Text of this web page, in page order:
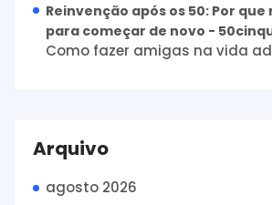
Reinvenção após os 50: Por
para começar de novo -
Como fazer amigas na vida
Arquivo
agosto 2026